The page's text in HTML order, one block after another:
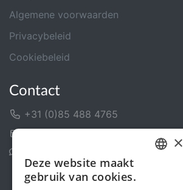
Algemene voorwaarden
Privacybeleid
Cookiebeleid
Contact
+31 (0)85 488 4765
×
Deze website maakt
gebruik van cookies.